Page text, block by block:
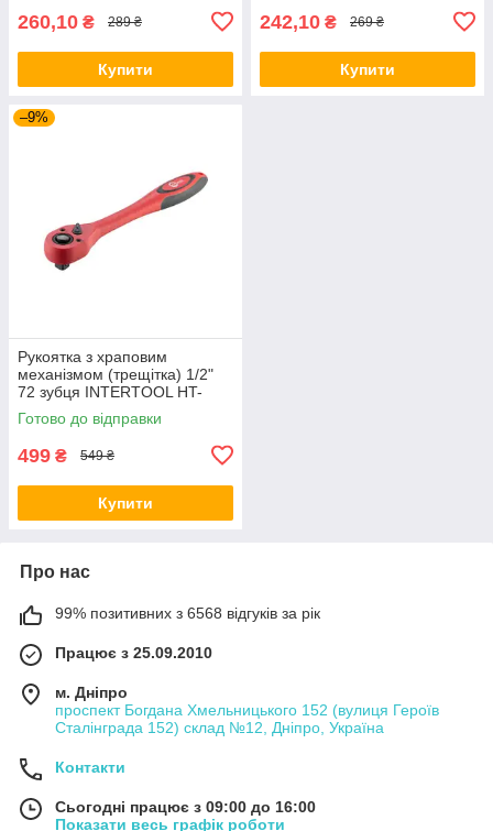
260,10 ₴ 289 ₴
Купити
242,10 ₴ 269 ₴
Купити
–9%
Рукоятка з храповим
механізмом (трещітка) 1/2"
72 зубця INTERTOOL HT-
2113
Готово до відправки
499 ₴ 549 ₴
Купити
Про нас
99% позитивних з 6568 відгуків за рік
Працює з 25.09.2010
м. Дніпро
проспект Богдана Хмельницького 152 (вулиця Героїв
Сталінграда 152) склад №12, Дніпро, Україна
Контакти
Сьогодні працює з 09:00 до 16:00
Показати весь графік роботи